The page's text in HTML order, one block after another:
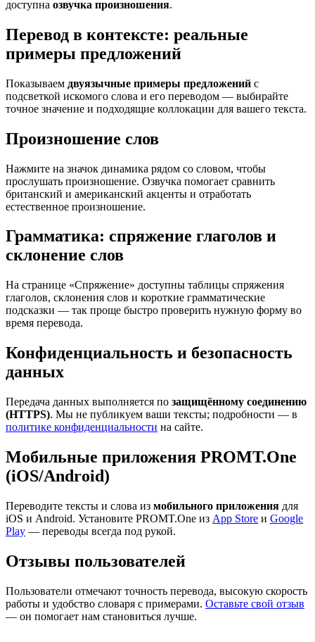
доступна озвучка произношения.
Перевод в контексте: реальные
примеры предложений
Показываем двуязычные примеры предложений с
подсветкой искомого слова и его переводом — выбирайте
точное значение и подходящие коллокации для вашего текста.
Произношение слов
Нажмите на значок динамика рядом со словом, чтобы
прослушать произношение. Озвучка помогает сравнить
британский и американский акценты и отработать
естественное произношение.
Грамматика: спряжение глаголов и
склонение слов
На странице «Спряжение» доступны таблицы спряжения
глаголов, склонения слов и короткие грамматические
подсказки — так проще быстро проверить нужную форму во
время перевода.
Конфиденциальность и безопасность
данных
Передача данных выполняется по защищённому соединению
(HTTPS). Мы не публикуем ваши тексты; подробности — в
политике конфиденциальности на сайте.
Мобильные приложения PROMT.One
(iOS/Android)
Переводите тексты и слова из мобильного приложения для
iOS и Android. Установите PROMT.One из App Store и Google
Play — переводы всегда под рукой.
Отзывы пользователей
Пользователи отмечают точность перевода, высокую скорость
работы и удобство словаря с примерами. Оставьте свой отзыв
— он помогает нам становиться лучше.